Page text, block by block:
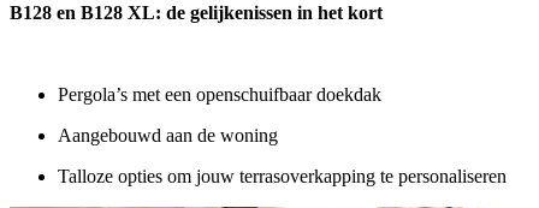
B128 en B128 XL: de gelijkenissen in het kort
Pergola’s met een openschuifbaar doekdak
Aangebouwd aan de woning
Talloze opties om jouw terrasoverkapping te personaliseren